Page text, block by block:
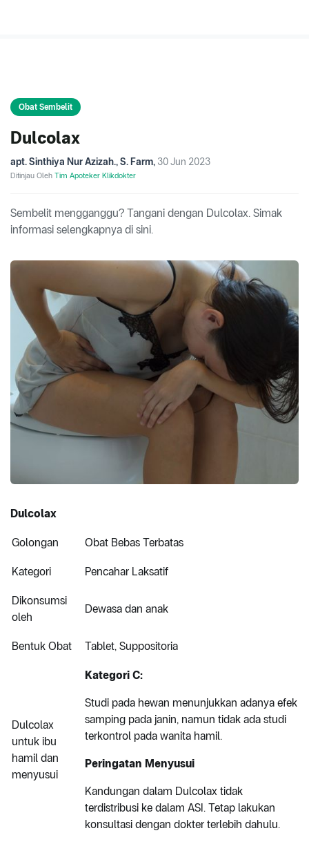
Obat Sembelit
Dulcolax
apt. Sinthiya Nur Azizah., S. Farm, 30 Jun 2023
Ditinjau Oleh Tim Apoteker Klikdokter
Sembelit mengganggu? Tangani dengan Dulcolax. Simak
informasi selengkapnya di sini.
Dulcolax
Golongan Obat Bebas Terbatas
Kategori Pencahar Laksatif
Dikonsumsi
oleh
Dewasa dan anak
Bentuk Obat Tablet, Suppositoria
Dulcolax
untuk ibu
hamil dan
menyusui
Kategori C:
Studi pada hewan menunjukkan adanya efek
samping pada janin, namun tidak ada studi
terkontrol pada wanita hamil.
Peringatan Menyusui
Kandungan dalam Dulcolax tidak
terdistribusi ke dalam ASI. Tetap lakukan
konsultasi dengan dokter terlebih dahulu.